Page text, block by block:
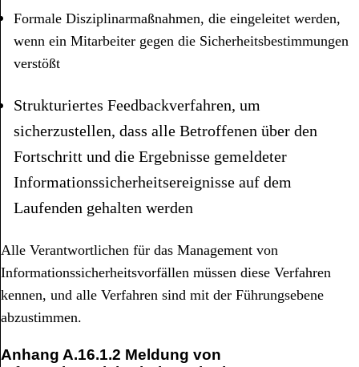
Formale Disziplinarmaßnahmen, die eingeleitet werden,
wenn ein Mitarbeiter gegen die Sicherheitsbestimmungen
verstößt
Strukturiertes Feedbackverfahren, um
sicherzustellen, dass alle Betroffenen über den
Fortschritt und die Ergebnisse gemeldeter
Informationssicherheitsereignisse auf dem
Laufenden gehalten werden
Alle Verantwortlichen für das Management von
Informationssicherheitsvorfällen müssen diese Verfahren
kennen, und alle Verfahren sind mit der Führungsebene
abzustimmen.
Anhang A.16.1.2 Meldung von